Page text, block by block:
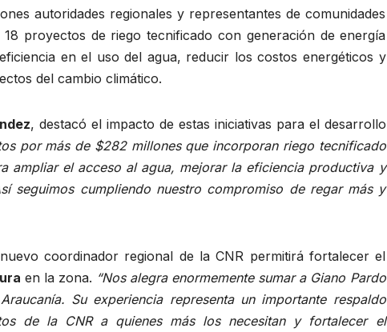
autoridades regionales y representantes de comunidades
proyectos de riego tecnificado con generación de energía
en el uso del agua, reducir los costos energéticos y
del cambio climático.
, destacó el impacto de estas iniciativas para el desarrollo
por más de $282 millones que incorporan riego tecnificado
ampliar el acceso al agua, mejorar la eficiencia productiva y
seguimos cumpliendo nuestro compromiso de regar más y
coordinador regional de la CNR permitirá fortalecer el
en la zona. “Nos alegra enormemente sumar a Giano Pardo
Su experiencia representa un importante respaldo
de la CNR a quienes más los necesitan y fortalecer el